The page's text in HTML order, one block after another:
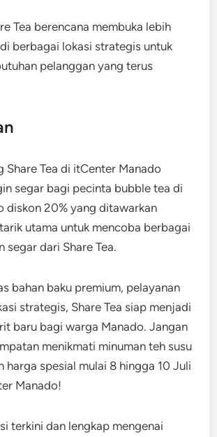
Tea berencana membuka lebih
berbagai lokasi strategis untuk
pelanggan yang terus
Share Tea di itCenter Manado
segar bagi pecinta bubble tea di
diskon 20% yang ditawarkan
utama untuk mencoba berbagai
segar dari Share Tea.
bahan baku premium, pelayanan
strategis, Share Tea siap menjadi
baru bagi warga Manado. Jangan
menikmati minuman teh susu
harga spesial mulai 8 hingga 10 Juli
Manado!
terkini dan lengkap mengenai